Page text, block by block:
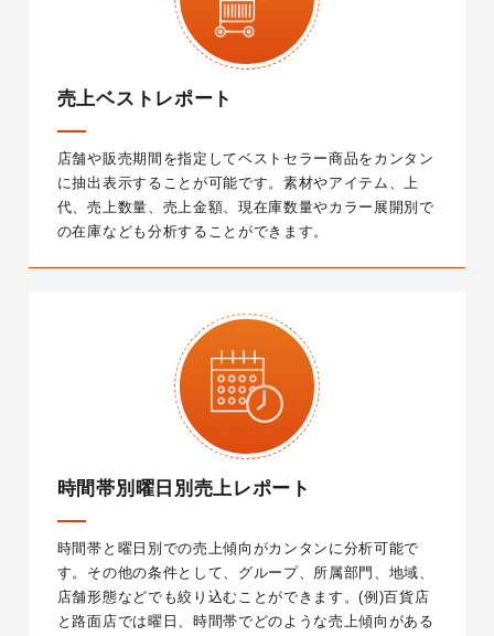
売上ベストレポート
店舗や販売期間を指定してベストセラー商品をカンタン
に抽出表示することが可能です。素材やアイテム、上
代、売上数量、売上金額、現在庫数量やカラー展開別で
の在庫なども分析することができます。
時間帯別曜日別売上レポート
時間帯と曜日別での売上傾向がカンタンに分析可能で
す。その他の条件として、グループ、所属部門、地域、
店舗形態などでも絞り込むことができます。(例)百貨店
と路面店では曜日、時間帯でどのような売上傾向がある